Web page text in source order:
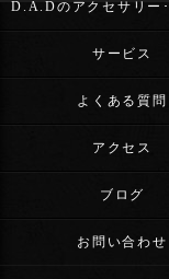
サービス
よくある質問
アクセス
ブログ
お問い合わせ